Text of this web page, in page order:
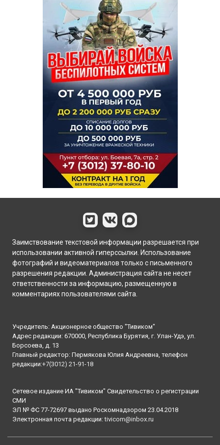
Заимствование текстовой информации разрешается при
использовании активной гиперссылки. Использование
фотографий и видеоматериалов только с письменного
разрешения редакции. Администрация сайта не несет
ответственности за информацию, размещенную в
комментариях пользователями сайта.
Учредитель: Акционерное общество "Тивиком"
Адрес редакции: 670000, Республика Бурятия, г. Улан-Удэ, ул.
Борсоева, д. 13
Главный редактор: Пермякова Юлия Андреевна, телефон
редакции:+7(3012) 21-91-18
Сетевое издание ИА "Тивиком" Свидетельство о регистрации
СМИ
ЭЛ № ФС 77-72697 выдано Роскомнадзором 23.04.2018
Электронная почта редакции:tivicom@inbox.ru